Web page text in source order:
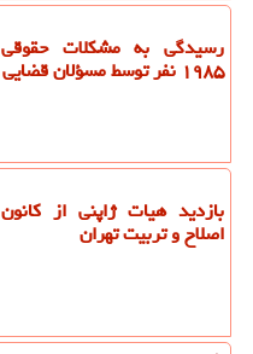
رسیدگی به مشکلات حقوقی
۱۹۸۵ نفر توسط مسؤلان قضایی
بازدید هیات ژاپنی از کانون
اصلاح و تربیت تهران